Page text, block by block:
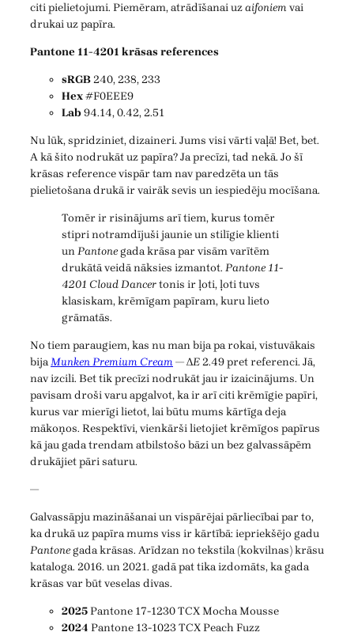
citi pielietojumi. Piemēram, atrādīšanai uzaifoniemvai
drukai uz papīra.
Pantone 11-4201 krāsas references
sRGB240, 238, 233
Hex#F0EEE9
Lab94.14, 0.42, 2.51
Nu lūk, spridziniet, dizaineri. Jums visi vārti vaļā! Bet, bet.
A kā šito nodrukāt uz papīra? Ja precīzi, tad nekā. Jo šī
krāsas reference vispār tam nav paredzēta un tās
pielietošana drukā ir vairāk sevis un iespiedēju mocīšana.
Tomēr ir risinājums arī tiem, kurus tomēr
stipri notramdījuši jaunie un stilīgie klienti
unPantonegada krāsa par visām varītēm
drukātā veidā nāksies izmantot. Pantone 11-
4201 Cloud Dancertonis ir ļoti, ļoti tuvs
klasiskam, krēmīgam papīram, kuru lieto
grāmatās.
No tiem paraugiem, kas nu man bija pa rokai, vistuvākais
bijaMunken Premium Cream— ΔE2.49 pret referenci. Jā,
nav izcili. Bet tik precīzi nodrukāt jau ir izaicinājums. Un
pavisam droši varu apgalvot, ka ir arī citi krēmīgie papīri,
kurus var mierīgi lietot, lai būtu mums kārtīga deja
mākoņos. Respektīvi, vienkārši lietojiet krēmīgos papīrus
kā jau gada trendam atbilstošo bāzi un bez galvassāpēm
drukājiet pāri saturu.
—
Galvassāpju mazināšanai un vispārējai pārliecībai par to,
ka drukā uz papīra mums viss ir kārtībā: iepriekšējo gadu
Pantonegada krāsas. Arīdzan no tekstila (kokvilnas) krāsu
kataloga. 2016. un 2021. gadā pat tika izdomāts, ka gada
krāsas var būt veselas divas.
2025Pantone 17-1230 TCX Mocha Mousse
2024 Pantone 13-1023 TCX Peach Fuzz